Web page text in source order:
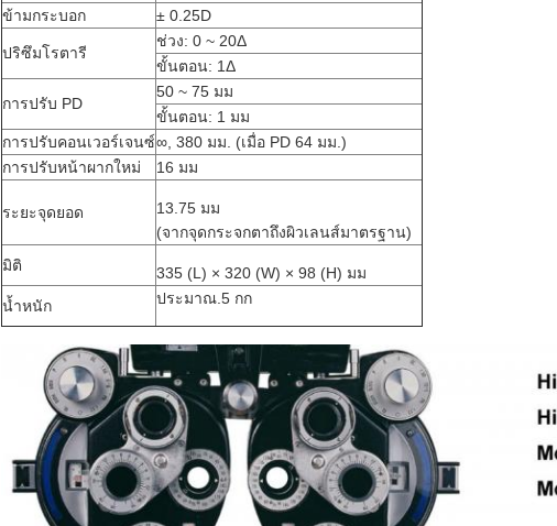
ข้ามกระบอก
± 0.25D
ปริซึมโรตารี
ช่วง: 0 ~ 20Δ
ขั้นตอน: 1Δ
การปรับ PD
50 ~ 75 มม
ขั้นตอน: 1 มม
การปรับคอนเวอร์เจนซ์∞, 380 มม. (เมื่อ PD 64 มม.)
การปรับหน้าผากใหม่
16 มม
ระยะจุดยอด
13.75 มม
(จากจุดกระจกตาถึงผิวเลนส์มาตรฐาน)
มิติ
335 (L) × 320 (W) × 98 (H) มม
น้ำหนัก
ประมาณ.5 กก